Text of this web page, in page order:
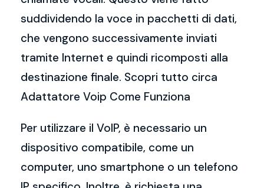
suddividendo la voce in pacchetti di dati,
che vengono successivamente inviati
tramite Internet e quindi ricomposti alla
destinazione finale. Scopri tutto circa
Adattatore Voip Come Funziona
Per utilizzare il VoIP, è necessario un
dispositivo compatibile, come un
computer, uno smartphone o un telefono